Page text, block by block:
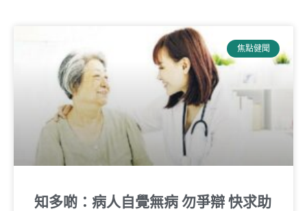
焦點健聞
知多啲：病人自覺無病 勿爭辯 快求助